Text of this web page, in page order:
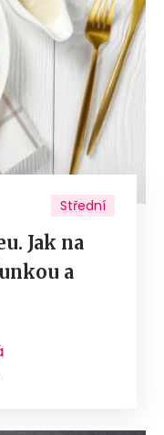
Střední
Jak na
a